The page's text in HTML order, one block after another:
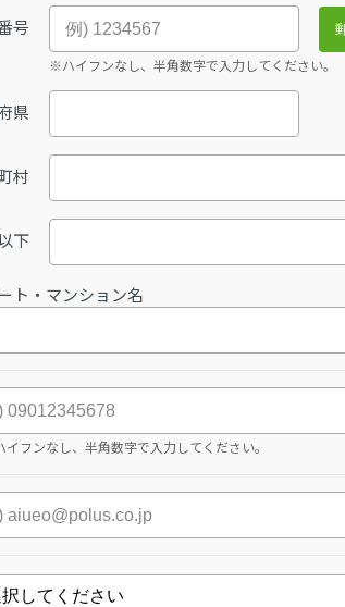
号
※ハイフンなし、半角数字で入力してください。
県
村
下
ト・マンション名
フンなし、半角数字で入力してください。